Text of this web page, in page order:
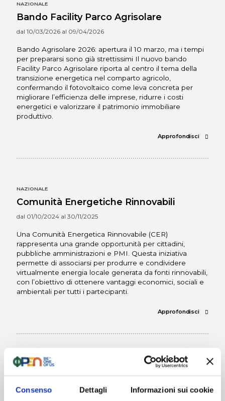
Consenso Dettagli Informazioni sui cookie
NAZIONALE
Bando Facility Parco Agrisolare
dal 10/03/2026 al 09/04/2026
Bando Agrisolare 2026: apertura il 10 marzo, ma i tempi
per prepararsi sono già strettissimi Il nuovo bando
Facility Parco Agrisolare riporta al centro il tema della
transizione energetica nel comparto agricolo,
confermando il fotovoltaico come leva concreta per
migliorare l’efficienza delle imprese, ridurre i costi
energetici e valorizzare il patrimonio immobiliare
produttivo.
                                        Approfondisci
NAZIONALE
Comunità Energetiche Rinnovabili
dal 01/10/2024 al 30/11/2025
Una Comunità Energetica Rinnovabile (CER)
rappresenta una grande opportunità per cittadini,
pubbliche amministrazioni e PMI. Questa iniziativa
permette di associarsi per produrre e condividere
virtualmente energia locale generata da fonti rinnovabili,
con l’obiettivo di ottenere vantaggi economici, sociali e
ambientali per tutti i partecipanti.
                                        Approfondisci
NAZIONALE
Conto Termico 3.0
dal 25/12/2025 al 12/02/2026